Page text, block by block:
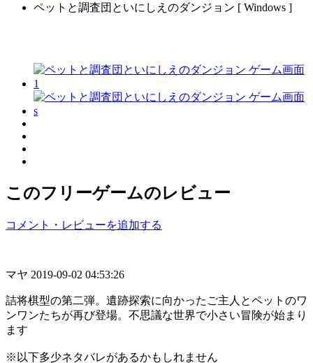
ペットと調査団といにしえのダンジョン [ Windows ]
このフリーゲームのレビュー
コメント・レビューを追加する
マヤ 2019-09-02 04:53:26
詰将棋型の第二弾。遺跡探索に向かったご主人とペットのワ
ンワンたちが再び登場。不思議な世界で小さい冒険が始まり
ます
※以下多少ネタバレがあるかもしれません